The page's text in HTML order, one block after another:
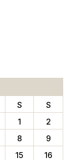
S
S
1
2
8
9
15
16